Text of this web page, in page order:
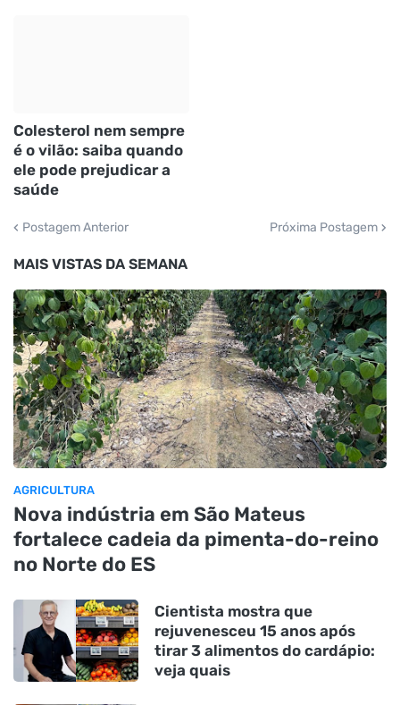
Colesterol nem sempre
é o vilão: saiba quando
ele pode prejudicar a
saúde
Postagem Anterior Próxima Postagem
MAIS VISTAS DA SEMANA
AGRICULTURA
Nova indústria em São Mateus
fortalece cadeia da pimenta-do-reino
no Norte do ES
Cientista mostra que
rejuvenesceu 15 anos após
tirar 3 alimentos do cardápio:
veja quais